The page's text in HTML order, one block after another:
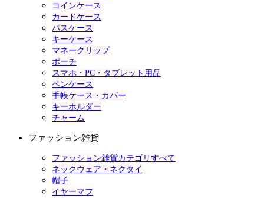
コインケース
カードケース
パスケース
キーケース
マネークリップ
ポーチ
スマホ・PC・タブレット用品
ペンケース
手帳ケース・カバー
キーホルダー
チャーム
ファッション雑貨
ファッション雑貨カテゴリすべて
ネックウェア・ネクタイ
帽子
イヤーマフ